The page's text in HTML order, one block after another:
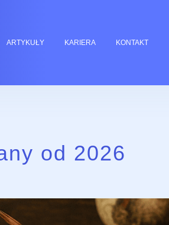
ARTYKUŁY KARIERA KONTAKT
od 2026